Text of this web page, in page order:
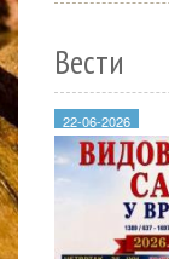
Вести
22-06-2026